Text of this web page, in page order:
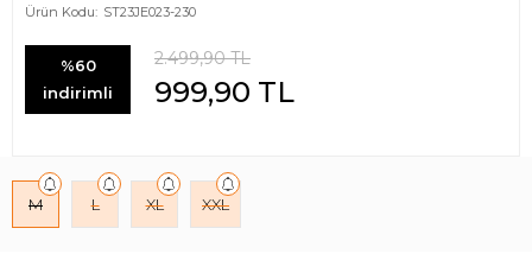
Ürün Kodu: ST23JE023-230
%60
indirimli
2.499,90TL
999,90 TL
M L XL XXL